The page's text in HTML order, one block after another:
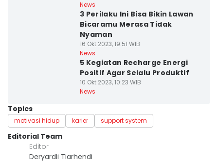
News
3 Perilaku Ini Bisa Bikin Lawan
Bicaramu Merasa Tidak
Nyaman
16 Okt 2023, 19:51 WIB
News
5 Kegiatan Recharge Energi
Positif Agar Selalu Produktif
10 Okt 2023, 10:23 WIB
News
Topics
motivasi hidup karier support system
Editorial Team
Editor
Deryardli Tiarhendi